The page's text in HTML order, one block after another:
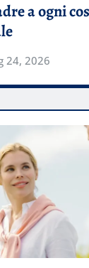
a ogni
24, 2026